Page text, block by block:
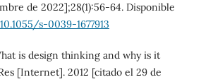
de 2022];28(1):56-64. Disponible
s-0039-1677913
is design thinking and why is it
[Internet]. 2012 [citado el 29 de